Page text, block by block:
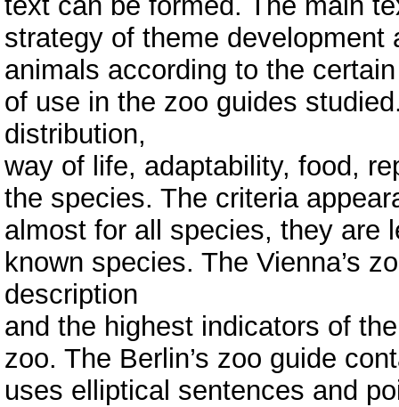
strategy of theme
animals according to the
of use in the zoo guides
distribution,
way of life, adaptability, food,
the species. The criteria
almost for all species, they are
known species. The Vienna’s
description
and the highest indicators of
zoo. The Berlin’s zoo guide
uses elliptical sentences and